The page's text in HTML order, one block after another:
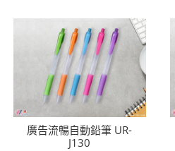
廣告流暢自動鉛筆 UR-
J130